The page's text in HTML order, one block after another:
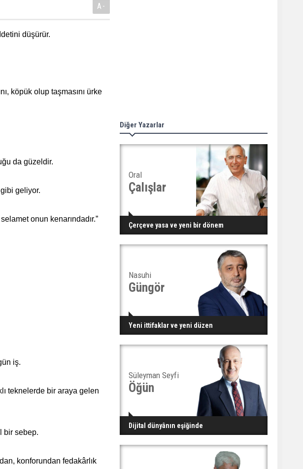
A-
düşürür.
köpük olup taşmasını ürke
da güzeldir.
geliyor.
onun kenarındadır.”
iş.
teknelerde bir araya gelen
bir sebep.
konforundan fedakârlık
Diğer Yazarlar
Oral
Çalışlar
Çerçeve yasa ve yeni bir dönem
Nasuhi
Güngör
Yeni ittifaklar ve yeni düzen
Süleyman Seyfi
Öğün
Dijital dünyânın eşiğinde